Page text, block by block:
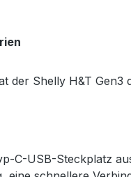
der Shelly H&T
C-USB-Steckplatz